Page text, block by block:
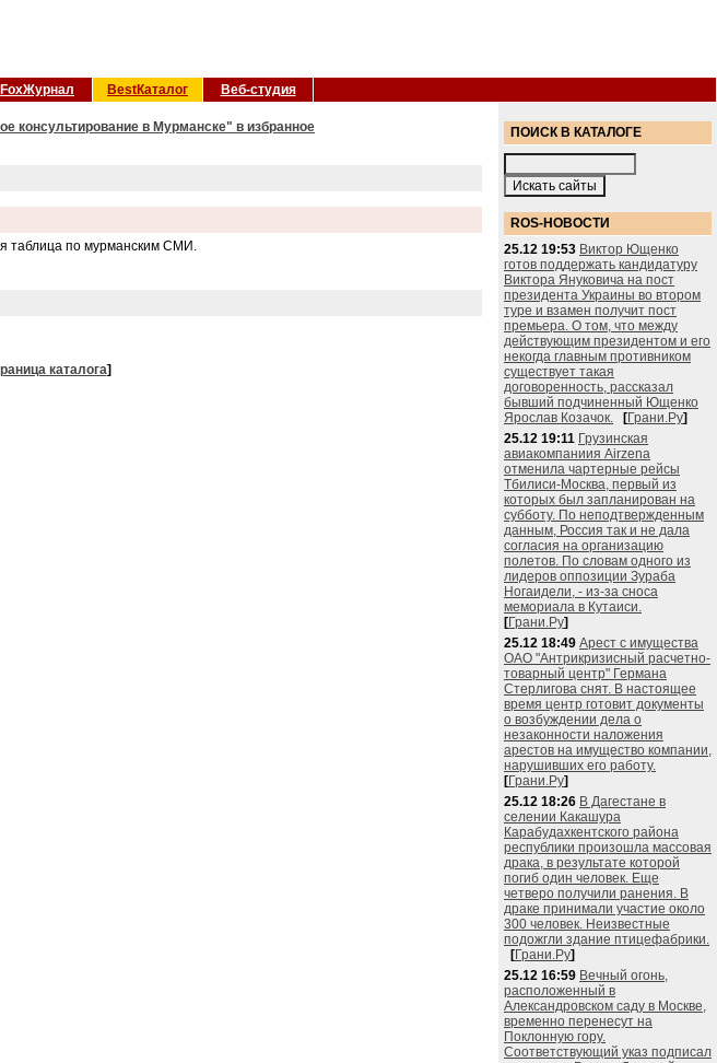
FoxЖурнал BestКаталог Веб-студия
консультирование в Мурманске" в избранное
таблица по мурманским СМИ.
каталога]
ПОИСК В КАТАЛОГЕ
ROS-НОВОСТИ
25.12 19:53 Виктор Ющенко
готов поддержать кандидатуру
Виктора Януковича на пост
президента Украины во втором
туре и взамен получит пост
премьера. О том, что между
действующим президентом и его
некогда главным противником
существует такая
договоренность, рассказал
бывший подчиненный Ющенко
Ярослав Козачок.
[Грани.Ру]
25.12 19:11 Грузинская
авиакомпаниия Airzena
отменила чартерные рейсы
Тбилиси-Москва, первый из
которых был запланирован на
субботу. По неподтвержденным
данным, Россия так и не дала
согласия на организацию
полетов. По словам одного из
лидеров оппозиции Зураба
Ногаидели, - из-за сноса
мемориала в Кутаиси.
[Грани.Ру]
25.12 18:49 Арест с имущества
ОАО "Антрикризисный расчетно-
товарный центр" Германа
Стерлигова снят. В настоящее
время центр готовит документы
о возбуждении дела о
незаконности наложения
арестов на имущество компании,
нарушивших его работу.
[Грани.Ру]
25.12 18:26 В Дагестане в
селении Какашура
Карабудахкентского района
республики произошла массовая
драка, в результате которой
погиб один человек. Еще
четверо получили ранения. В
драке принимали участие около
300 человек. Неизвестные
подожгли здание птицефабрики.
[Грани.Ру]
25.12 16:59 Вечный огонь,
расположенный в
Александровском саду в Москве,
временно перенесут на
Поклонную гору.
Соответствующий указ подписал